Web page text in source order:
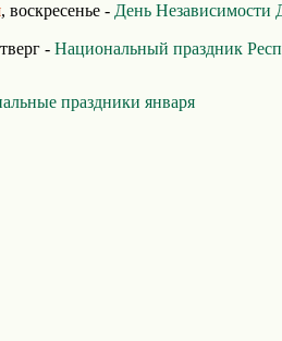
, воскресенье - День Независимости
- Национальный праздник
праздники января